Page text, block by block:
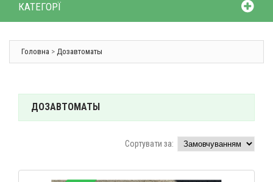
КАТЕГОРЇ
Головна > Дозавтоматы
ДОЗАВТОМАТЫ
Сортувати за: